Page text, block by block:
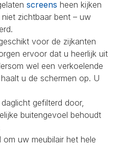
screens heen kijken
zichtbaar bent – uw
voor de zijkanten
ervoor dat u heerlijk uit
wel een verkoelende
u de schermen op. U
gefilterd door,
buitengevoel behoudt
om uw meubilair het hele